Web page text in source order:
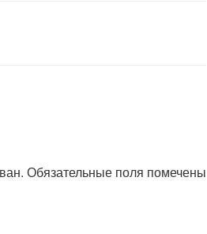
Обязательные поля помечены